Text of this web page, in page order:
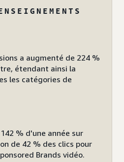
a augmenté de 224 %
étendant ainsi la
les catégories de
% d'une année sur
de 42 % des clics pour
Brands vidéo.